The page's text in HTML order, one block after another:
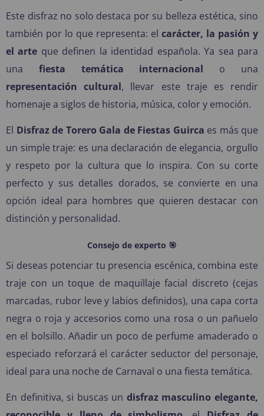
Este disfraz no solo destaca por su belleza estética, sino
también por lo que representa: el carácter, la pasión y
el arte que definen la identidad española. Ya sea para
una fiesta temática internacional o una
representación cultural, llevar este traje es rendir
homenaje a siglos de historia, música, color y emoción.
El Disfraz de Torero Gala de Fiestas Guirca es más que
un simple traje: es una declaración de elegancia, orgullo
y respeto por la cultura que lo inspira. Con su corte
perfecto y sus detalles dorados, se convierte en una
opción ideal para hombres que quieren destacar con
distinción y personalidad.
Consejo de experto 🎯
Si deseas potenciar tu presencia escénica, combina este
traje con un toque de maquillaje facial discreto (cejas
marcadas, rubor leve y labios definidos), una capa corta
negra o roja y accesorios como una rosa o un pañuelo
en el bolsillo. Añadir un poco de perfume amaderado o
especiado reforzará el carácter seductor del personaje,
ideal para una noche de Carnaval o una fiesta temática.
En definitiva, si buscas un disfraz masculino elegante,